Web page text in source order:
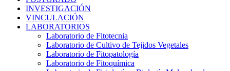
INVESTIGACIÓN
VINCULACIÓN
LABORATORIOS
Laboratorio de Fitotecnia
Laboratorio de Cultivo de Tejidos Vegetales
Laboratorio de Fitopatología
Laboratorio de Fitoquímica